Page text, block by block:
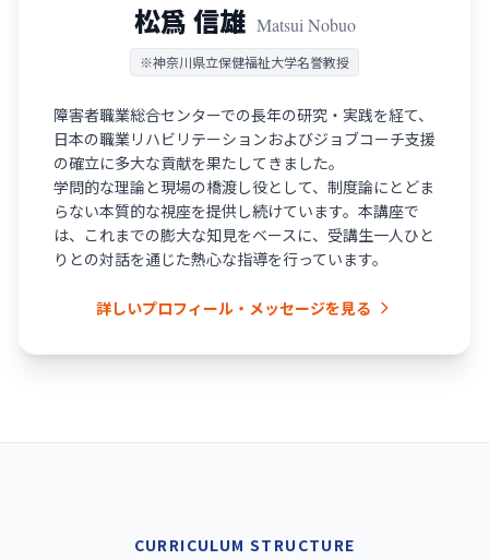
松爲 信雄 Matsui Nobuo
※神奈川県立保健福祉大学名誉教授
障害者職業総合センターでの長年の研究・実践を経て、
日本の職業リハビリテーションおよびジョブコーチ支援
の確立に多大な貢献を果たしてきました。
学問的な理論と現場の橋渡し役として、制度論にとどま
らない本質的な視座を提供し続けています。本講座で
は、これまでの膨大な知見をベースに、受講生一人ひと
りとの対話を通じた熱心な指導を行っています。
詳しいプロフィール・メッセージを見る
CURRICULUM STRUCTURE